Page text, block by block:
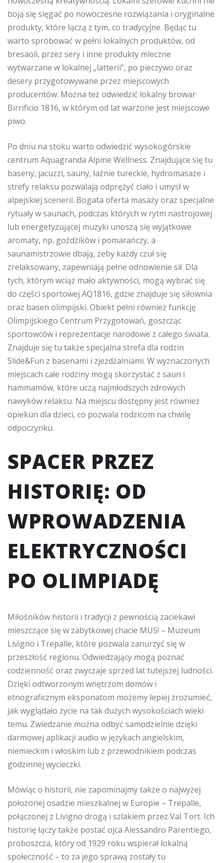
boją się sięgać po nowoczesne rozwiązania i oryginalne
produkty, które łączą z tym, co tradycyjne. Będąc tu
warto spróbować w pełni lokalnych produktów, od
bresaoli, przez sery i inne produkty mleczne
wytwarzane w lokalnej „latterii”, po pieczywo oraz
desery przygotowywane przez miejscowych
producentów. Można też odwiedzić lokalny browar
Birrificio 1816, w którym od lat warzone jest miejscowe
piwo.
Po dniu na stoku warto odwiedzić wysokogórskie
centrum Aquagranda Alpine Wellness. Znajdujące się tu
baseny, jacuzzi, sauny, łaźnie tureckie, hydromasaże i
strefy relaksu pozwalają odprężyć ciało i umysł w
alpejskiej scenerii. Bogata oferta masaży oraz specjalne
rytuały w saunach, podczas których w rytm nastrojowej
lub energetyzującej muzyki unoszą się wyjątkowe
aromaty, np. goździków i pomarańczy, a
saunamistrzowie dbają, żeby każdy czuł się
zrelaksowany, zapewniają pełne odnowienie sił. Dla
tych, którym wciąż mało aktywności, mogą wybrać się
do części sportowej AQ1816, gdzie znajduje się siłownia
oraz basen olimpijski. Obiekt pełni również funkcję
Olimpijskiego Centrum Przygotowań, goszcząc
sportowców i reprezentacje narodowe z całego świata.
Znajduje się tu także specjalna strefa dla rodzin
Slide&Fun z basenami i zjeżdżalniami. W wyznaczonych
miejscach całe rodziny mogą skorzystać z saun i
hammamów, które uczą najmłodszych zdrowych
nawyków relaksu. Na miejscu dostępny jest również
opiekun dla dzieci, co pozwala rodzicom na chwilę
odpoczynku.
SPACER PRZEZ
HISTORIĘ: OD
WPROWADZENIA
ELEKTRYCZNOŚCI
PO OLIMPIADĘ
Miłośników historii i tradycji z pewnością zaciekawi
mieszczące się w zabytkowej chacie MUS! – Muzeum
Livigno i Trepalle, które pozwala zanurzyć się w
przeszłość regionu. Odwiedzający mogą poznać
codzienność oraz zwyczaje sprzed lat tutejszej ludności.
Dzięki odtworzonym wnętrzom domów i
etnograficznym eksponatom możemy lepiej zrozumieć,
jak wyglądało życie na tak dużych wysokościach wieki
temu. Zwiedzanie można odbyć samodzielnie dzięki
darmowej aplikacji audio w językach angielskim,
niemieckim i włoskim lub z przewodnikiem podczas
godzinnej wycieczki.
Mówiąc o historii, nie zapominajmy także o najwyżej
położonej osadzie mieszkalnej w Europie – Trepalle,
połączonej z Livigno drogą i szlakiem przez Val Tort. Ich
historię łączy także postać ojca Alessandro Parentiego,
proboszcza, który od 1929 roku wspierał lokalną
społeczność – to za jego sprawą zostały tu